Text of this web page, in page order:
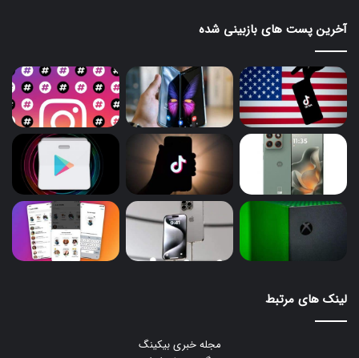
آخرین پست های بازبینی شده
لینک های مرتبط
مجله خبری بیکینگ